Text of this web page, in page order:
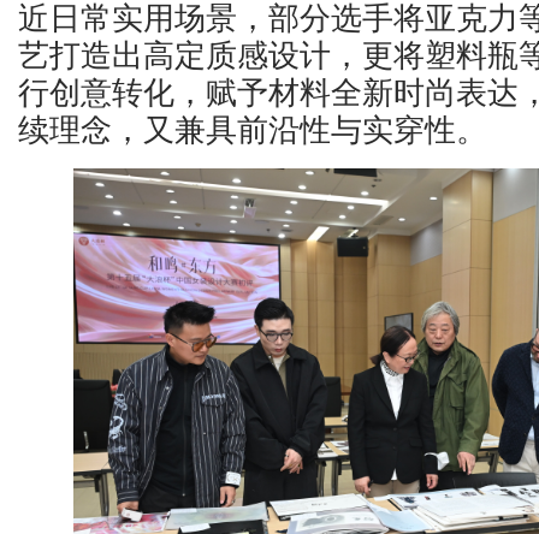
近日常实用场景，部分选手将亚克力
艺打造出高定质感设计，更将塑料瓶
行创意转化，赋予材料全新时尚表达
续理念，又兼具前沿性与实穿性。